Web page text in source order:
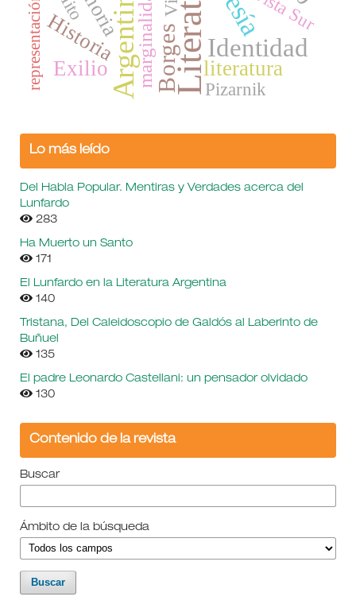
Argentina Identidad
Borges
Historia
Exilio literatura
marginalidad
Pizarnik
representación
Lo más leído
Del Habla Popular. Mentiras y Verdades acerca del
Lunfardo
283
Ha Muerto un Santo
171
El Lunfardo en la Literatura Argentina
140
Tristana, Del Caleidoscopio de Galdós al Laberinto de
Buñuel
135
El padre Leonardo Castellani: un pensador olvidado
130
Contenido de la revista
Buscar
Ámbito de la búsqueda